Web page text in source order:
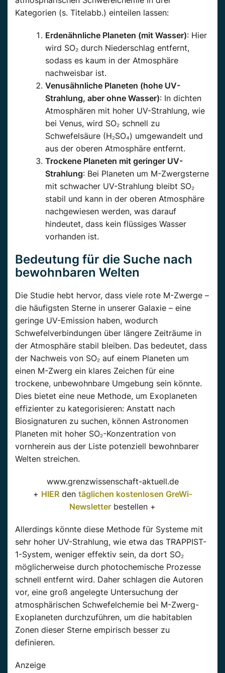
Kategorien (s. Titelabb.) einteilen lassen:
Erdenähnliche Planeten (mit Wasser): Hier
wird SO₂ durch Niederschlag entfernt,
sodass es kaum in der Atmosphäre
nachweisbar ist.
Venusähnliche Planeten (hohe UV-
Strahlung, aber ohne Wasser): In dichten
Atmosphären mit hoher UV-Strahlung, wie
bei Venus, wird SO₂ schnell zu
Schwefelsäure (H₂SO₄) umgewandelt und
aus der oberen Atmosphäre entfernt.
Trockene Planeten mit geringer UV-
Strahlung: Bei Planeten um M-Zwergsterne
mit schwacher UV-Strahlung bleibt SO₂
stabil und kann in der oberen Atmosphäre
nachgewiesen werden, was darauf
hindeutet, dass kein flüssiges Wasser
vorhanden ist.
Bedeutung für die Suche nach
bewohnbaren Welten
Die Studie hebt hervor, dass viele rote M-Zwerge –
die häufigsten Sterne in unserer Galaxie –­ eine
geringe UV-Emission haben, wodurch
Schwefelverbindungen über längere Zeiträume in
der Atmosphäre stabil bleiben. Das bedeutet, dass
der Nachweis von SO₂ auf einem Planeten um
einen M-Zwerg ein klares Zeichen für eine
trockene, unbewohnbare Umgebung sein könnte.
Dies bietet eine neue Methode, um Exoplaneten
effizienter zu kategorisieren: Anstatt nach
Biosignaturen zu suchen, können Astronomen
Planeten mit hoher SO₂-Konzentration von
vornherein aus der Liste potenziell bewohnbarer
Welten streichen.
www.grenzwissenschaft-aktuell.de
+ HIERden täglichen kostenlosen GreWi-
Newsletter bestellen +
Allerdings könnte diese Methode für Systeme mit
sehr hoher UV-Strahlung, wie etwa das TRAPPIST-
1-System, weniger effektiv sein, da dort SO₂
möglicherweise durch photochemische Prozesse
schnell entfernt wird. Daher schlagen die Autoren
vor, eine groß angelegte Untersuchung der
atmosphärischen Schwefelchemie bei M-Zwerg-
Exoplaneten durchzuführen, um die habitablen
Zonen dieser Sterne empirisch besser zu
definieren.
Anzeige